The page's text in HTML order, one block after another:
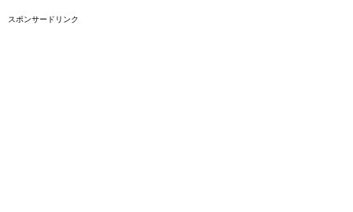
スポンサードリンク